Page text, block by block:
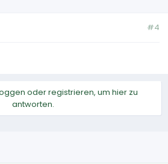
#4
oder registrieren, um hier zu
antworten.